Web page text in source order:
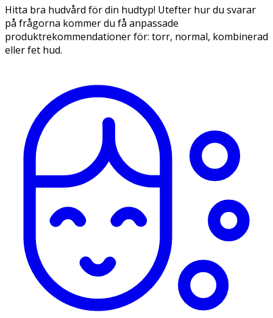
Hitta bra hudvård för din hudtyp! Utefter hur du svarar
på frågorna kommer du få anpassade
produktrekommendationer för: torr, normal, kombinerad
eller fet hud.